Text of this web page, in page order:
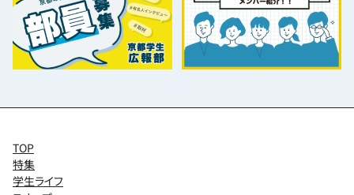
TOP
特集
学生ライフ